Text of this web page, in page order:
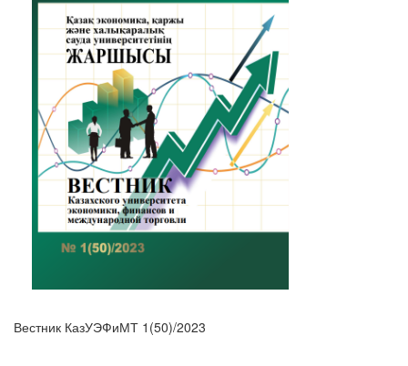
Вестник КазУЭФиМТ 1(50)/2023